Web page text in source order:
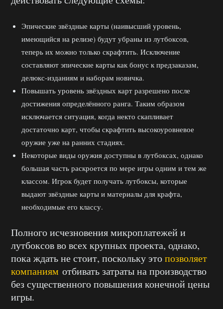
Эпические звёздные карты (наивысший уровень,
имеющийся на релизе) будут убраны из лутбоксов,
теперь их можно только скрафтить. Исключение
составляют эпические карты как бонус к предзаказам,
делюкс-изданиям и наборам новичка.
Повышать уровень звёздных карт разрешено после
достижения определённого ранга. Таким образом
исключается ситуация, когда некто скапливает
достаточно карт, чтобы скрафтить высокоуровневое
оружие уже на ранних стадиях.
Некоторые виды оружия доступны в лутбоксах, однако
большая часть раскроется по мере игры одним и тем же
классом. Игрок будет получать лутбоксы, которые
выдают звёздные карты и материалы для крафта,
необходимые его классу.
Полного исчезновения микроплатежей и
лутбоксов во всех крупных проекта, однако,
пока ждать не стоит, поскольку этопозволяет
компаниям отбивать затраты на производство
без существенного повышения конечной цены
игры.